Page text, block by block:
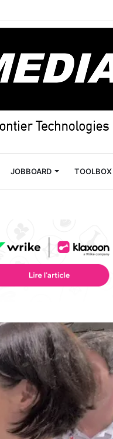
JOBBOARD TOOLBOX